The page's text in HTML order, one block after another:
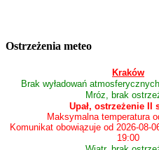
Ostrzeżenia meteo
Kraków
Brak wyładowań
Mróz, brak
Upał, ostrzeżenie II
Maksymalna temperatura
Komunikat obowiązuje od 2026-08-
19:00